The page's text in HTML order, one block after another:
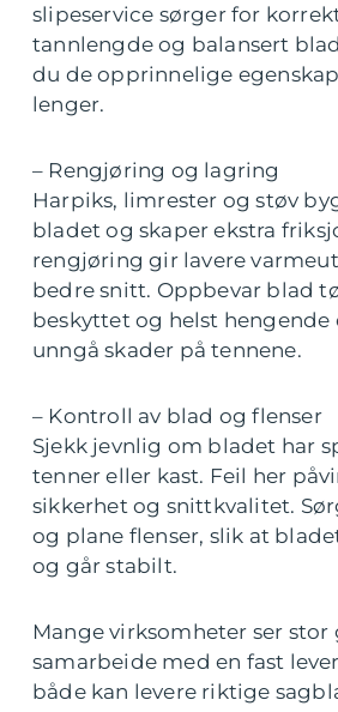
slipeservice sørger for
tannlengde og balansert
du de opprinnelige
lenger.
– Rengjøring og lagring
Harpiks, limrester og støv
bladet og skaper ekstra
rengjøring gir lavere
bedre snitt. Oppbevar blad
beskyttet og helst hengende
unngå skader på tennene.
– Kontroll av blad og flenser
Sjekk jevnlig om bladet har
tenner eller kast. Feil her
sikkerhet og snittkvalitet.
og plane flenser, slik at
og går stabilt.
Mange virksomheter ser stor
samarbeide med en fast
både kan levere riktige